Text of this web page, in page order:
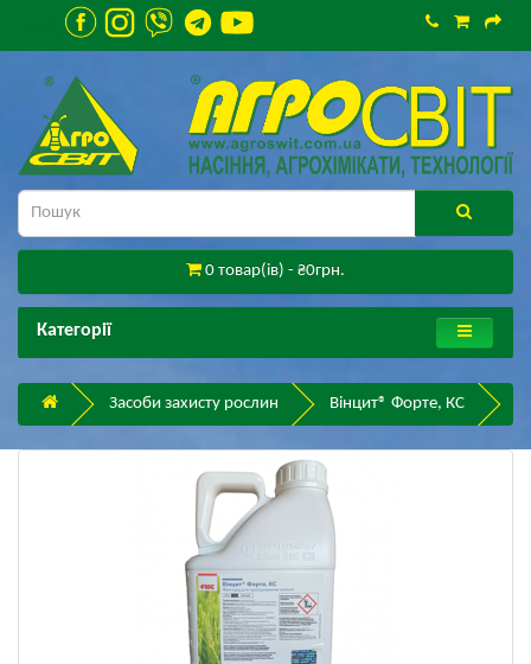
0 товар(ів) - ₴0грн.
Категорії
Засоби захисту рослин Вінцит® Форте, КС